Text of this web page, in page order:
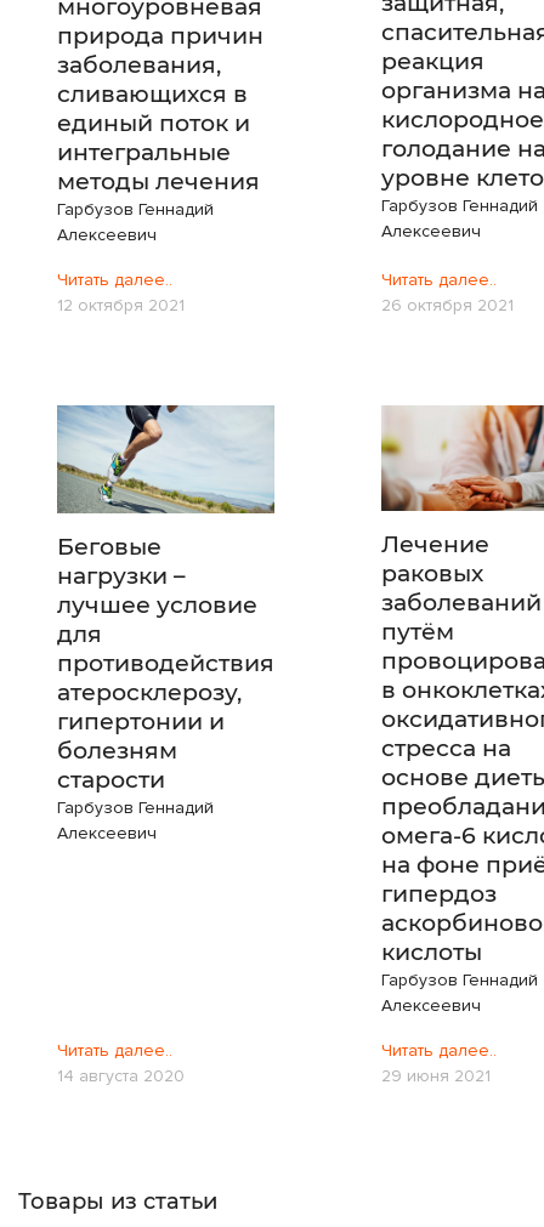
многоуровневая
природа причин
заболевания,
сливающихся в
единый поток и
интегральные
методы лечения
Гарбузов Геннадий
Алексеевич
Читать далее..
12 октября 2021
реакция
организма
кислородное
голодание
уровне
Гарбузов Геннадий
Алексеевич
Читать далее..
26 октября 2021
Беговые
нагрузки –
лучшее условие
для
противодействия
атеросклерозу,
гипертонии и
болезням
старости
Гарбузов Геннадий
Алексеевич
Читать далее..
14 августа 2020
Лечение
раковых
заболеваний
путём
в
стресса на
основе
омега-6
на фоне
гипердоз
кислоты
Гарбузов Геннадий
Алексеевич
Читать далее..
29 июня 2021
Товары из статьи